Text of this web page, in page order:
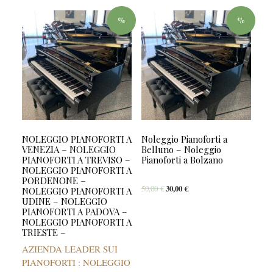
%
NOLEGGIO PIANOFORTI A
VENEZIA – NOLEGGIO
PIANOFORTI A TREVISO –
NOLEGGIO PIANOFORTI A
PORDENONE –
NOLEGGIO PIANOFORTI A
UDINE – NOLEGGIO
PIANOFORTI A PADOVA –
NOLEGGIO PIANOFORTI A
TRIESTE –
AZIENDA LEADER SUI
PIANOFORTI : NOLEGGIO
%
Noleggio Pianoforti a
Belluno – Noleggio
Pianoforti a Bolzano
50,00€30,00€